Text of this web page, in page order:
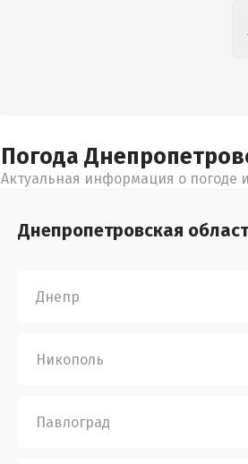
Погода
Актуальная информация о погоде
Днепропетровская
Днепр
Никополь
Павлоград